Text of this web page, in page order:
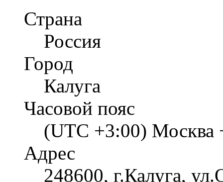
Страна
Россия
Город
Калуга
Часовой пояс
(UTC +3:00) Москва
Адрес
248600, г.Калуга,